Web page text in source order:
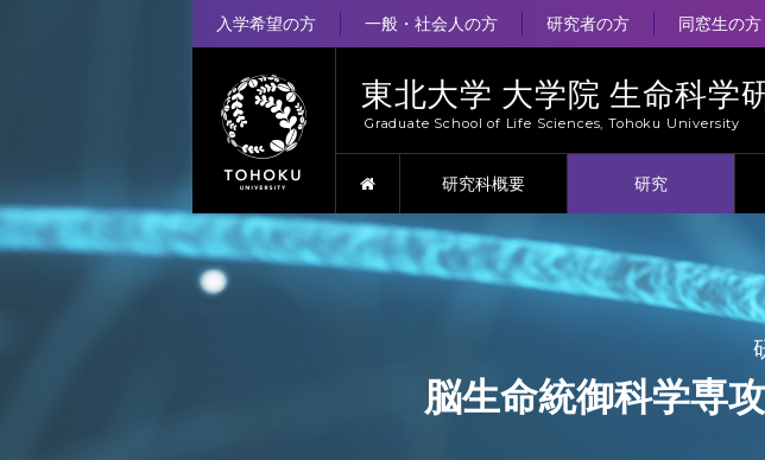
入学希望の方 一般・社会人の方 研究者の方 同窓生の方
東北大学 大学院 生命科学
Graduate School of Life Sciences, Tohoku University
HOME研究科概要 研究
脳生命統御科学専